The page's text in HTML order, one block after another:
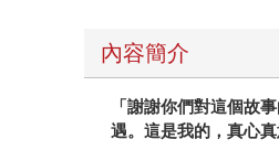
民地人民的抵抗和投
我們一起追的女孩》
好；打破年輕雇員委
路？本書揭發政府空
內容簡介
「謝謝你們對這個故
遇。這是我的，真心